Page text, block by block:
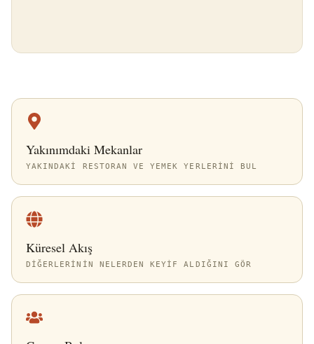
Yakınımdaki Mekanlar
YAKINDAKI RESTORAN VE YEMEK YERLERINI BUL
Küresel Akış
DIĞERLERININ NELERDEN KEYIF ALDIĞINI GÖR